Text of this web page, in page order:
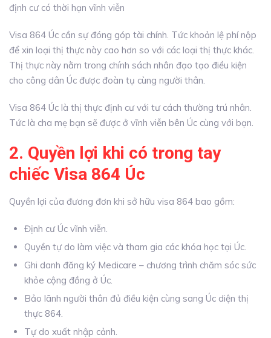
định cư có thời hạn vĩnh viễn
Visa 864 Úc cần sự đóng góp tài chính. Tức khoản lệ phí nộp
để xin loại thị thực này cao hơn so với các loại thị thực khác.
Thị thực này nằm trong chính sách nhân đạo tạo điều kiện
cho công dân Úc được đoàn tụ cùng người thân.
Visa 864 Úc là thị thực định cư với tư cách thường trú nhân.
Tức là cha mẹ bạn sẽ được ở vĩnh viễn bên Úc cùng với bạn.
2. Quyền lợi khi có trong tay
chiếc Visa 864 Úc
Quyền lợi của đương đơn khi sở hữu visa 864 bao gồm:
Định cư Úc vĩnh viễn.
Quyền tự do làm việc và tham gia các khóa học tại Úc.
Ghi danh đăng ký Medicare – chương trình chăm sóc sức
khỏe cộng đồng ở Úc.
Bảo lãnh người thân đủ điều kiện cùng sang Úc diện thị
thực 864.
Tự do xuất nhập cảnh.